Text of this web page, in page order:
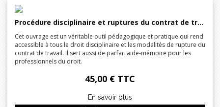
Procédure disciplinaire et ruptures du contrat de travail en infographies pratiques
Cet ouvrage est un véritable outil pédagogique et pratique qui rend
accessible à tous le droit disciplinaire et les modalités de rupture du
contrat de travail. Il sert aussi de parfait aide-mémoire pour les
professionnels du droit.
45,00 € TTC
En savoir plus